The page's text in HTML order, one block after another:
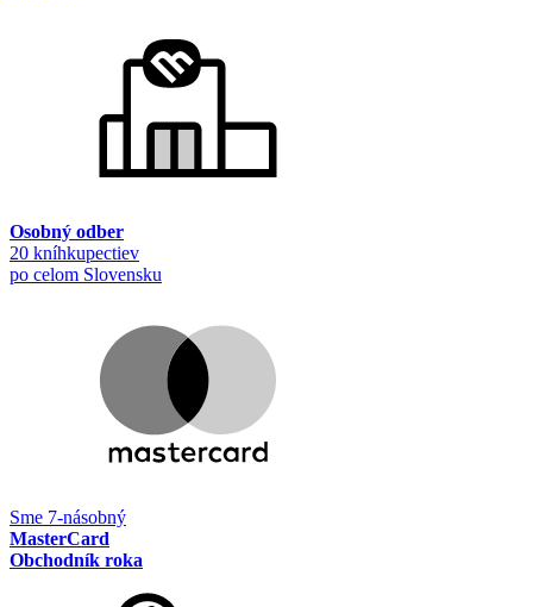
Osobný odber
20 kníhkupectiev
po celom Slovensku
Sme 7-násobný
MasterCard
Obchodník roka